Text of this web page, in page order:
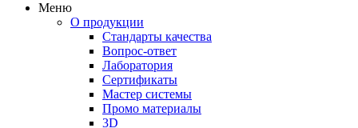
Меню
О продукции
Стандарты качества
Вопрос-ответ
Лаборатория
Сертификаты
Мастер системы
Промо материалы
3D